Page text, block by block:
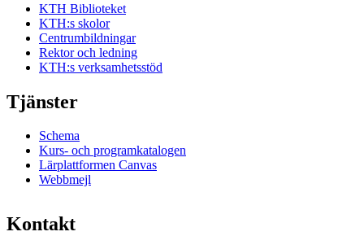
KTH Biblioteket
KTH:s skolor
Centrumbildningar
Rektor och ledning
KTH:s verksamhetsstöd
Tjänster
Schema
Kurs- och programkatalogen
Lärplattformen Canvas
Webbmejl
Kontakt